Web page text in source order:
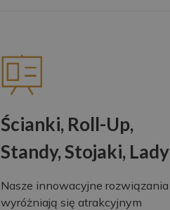
Ścianki, Roll-Up,
Standy, Stojaki, Lady
Nasze innowacyjne rozwiązania
wyróżniają się atrakcyjnym